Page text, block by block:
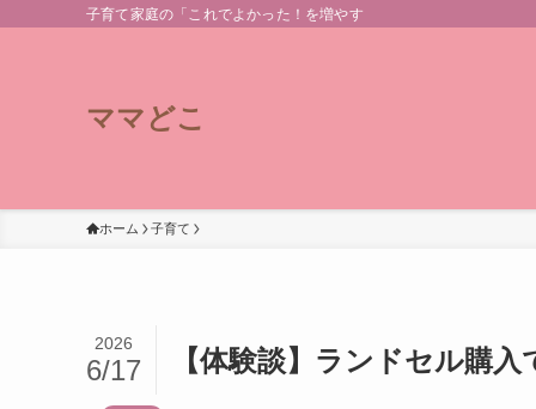
子育て家庭の「これでよかった！を増やす
ママどこ
ホーム 子育て
【体験談】ランドセル購
2026
6/17